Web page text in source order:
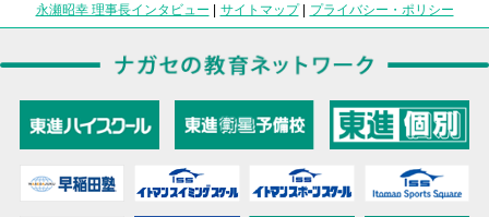
永瀬昭幸 理事長インタビュー | サイトマップ| プライバシー・ポリシー